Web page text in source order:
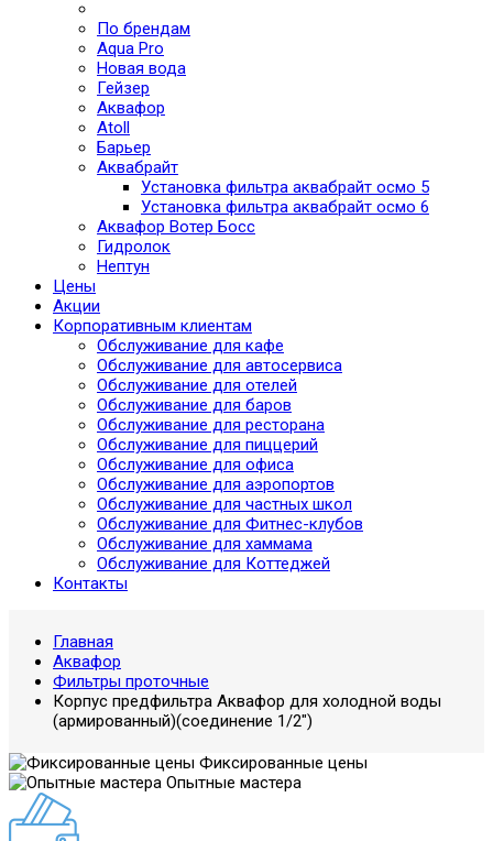
По брендам
Aqua Pro
Новая вода
Гейзер
Аквафор
Atoll
Барьер
Аквабрайт
Установка фильтра аквабрайт осмо 5
Установка фильтра аквабрайт осмо 6
Аквафор Вотер Босс
Гидролок
Нептун
Цены
Акции
Корпоративным клиентам
Обслуживание для кафе
Обслуживание для автосервиса
Обслуживание для отелей
Обслуживание для баров
Обслуживание для ресторана
Обслуживание для пиццерий
Обслуживание для офиса
Обслуживание для аэропортов
Обслуживание для частных школ
Обслуживание для Фитнес-клубов
Обслуживание для хаммама
Обслуживание для Коттеджей
Контакты
Главная
Аквафор
Фильтры проточные
Корпус предфильтра Аквафор для холодной воды
(армированный)(соединение 1/2")
Фиксированные цены
Опытные мастера